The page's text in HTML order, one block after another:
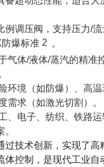
例调压阀，支持压力/
爆标准 2 。
气体/液体/蒸汽的精准
。
环境（如防爆）、高
需求（如激光切割）。
、电子、纺织、铁路
过技术创新，实现了高
体控制，是现代工业自